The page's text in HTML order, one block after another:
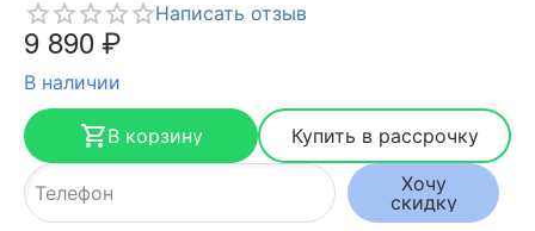
Написать отзыв
9 890₽
В наличии
В корзину
Купить в рассрочку
Хочу
скидку